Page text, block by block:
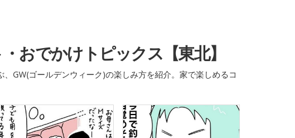
おでかけトピックス【東北】
、GW(ゴールデンウィーク)の楽しみ方を紹介。家で楽しめるコ